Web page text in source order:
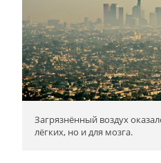
Загрязнённый воздух
лёгких, но и для мозга.